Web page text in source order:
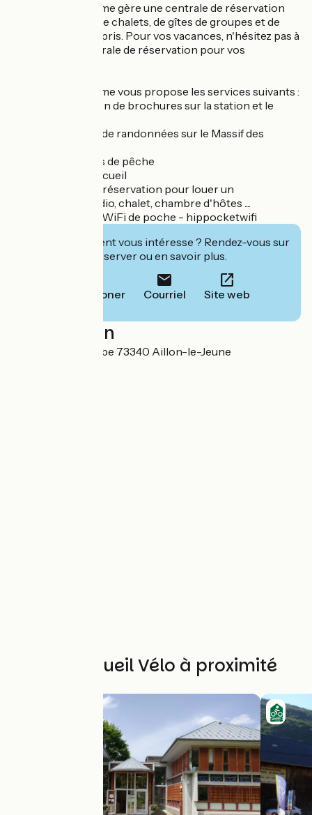
L'Office de Tourisme gère une centrale de réservation
d'appartements, de chalets, de gîtes de groupes et de
séjours tout-compris. Pour vos vacances, n'hésitez pas à
passer par la centrale de réservation pour vos
L'Office de Tourisme vous propose les services suivants :
- Mise à disposition de brochures sur la station et le
- Vente de cartes de randonnées sur le Massif des
- Vente des cartes de pêche
- Wifi gratuit à l'accueil
- Une centrale de réservation pour louer un
appartement, studio, chalet, chambre d'hôtes ....
-Location boitier WiFi de poche - hippocketwifi
Cet établissement vous intéresse ? Rendez-vous sur
leur site pour réserver ou en savoir plus.
Téléphoner Courriel Site web
Localisation
9 route de la Combe 73340 Aillon-le-Jeune
Autres Accueil Vélo à proximité